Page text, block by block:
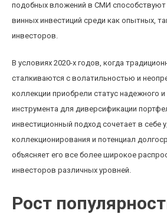
подобных вложений в СМИ способствуют
винных инвестиций среди как опытных,
инвесторов.
В условиях 2020-х годов, когда
сталкиваются с волатильностью и
коллекции приобрели статус надежного
инструмента для диверсификации
инвестиционный подход сочетает в себе
коллекционирования и потенциал
объясняет его все более широкое
инвесторов различных уровней.
Рост